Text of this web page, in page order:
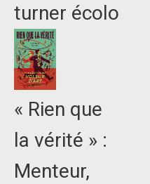
turner écolo
« Rien que
la vérité » :
Menteur,